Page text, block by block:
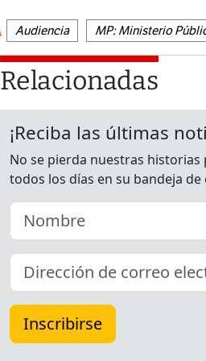
Audiencia MP: Ministerio
Relacionadas